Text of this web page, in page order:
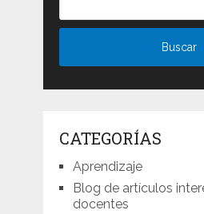
CATEGORÍAS
Aprendizaje
Blog de artículos
docentes